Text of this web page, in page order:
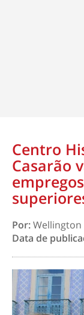
Centro
Casarão
Por:Wellington
Data de